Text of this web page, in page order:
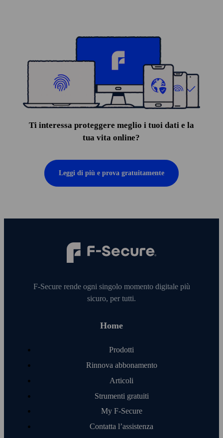
Ti interessa proteggere meglio i tuoi dati e la
tua vita online?
Leggi di più e prova gratuitamente
F‑Secure rende ogni singolo momento digitale più
sicuro, per tutti.
Home
Prodotti
Rinnova abbonamento
Articoli
Strumenti gratuiti
My F‑Secure
Contatta l’assistenza